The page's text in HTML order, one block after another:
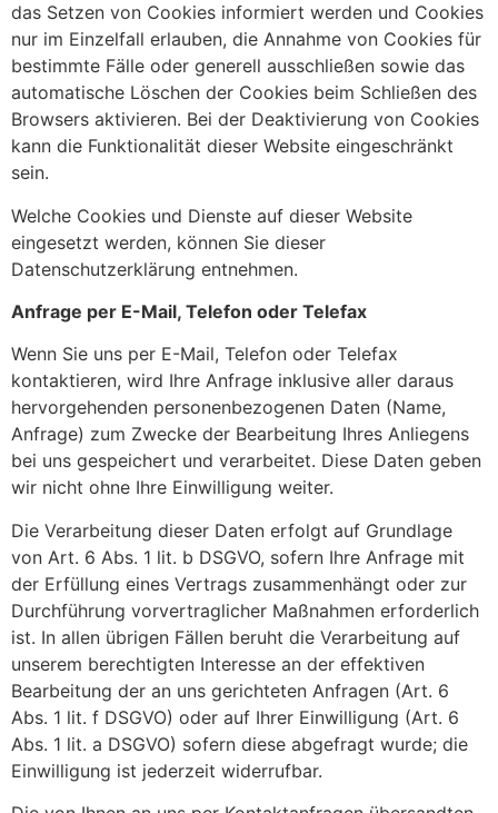
das Setzen von Cookies informiert werden und Cookies
nur im Einzelfall erlauben, die Annahme von Cookies für
bestimmte Fälle oder generell ausschließen sowie das
automatische Löschen der Cookies beim Schließen des
Browsers aktivieren. Bei der Deaktivierung von Cookies
kann die Funktionalität dieser Website eingeschränkt
sein.
Welche Cookies und Dienste auf dieser Website
eingesetzt werden, können Sie dieser
Datenschutzerklärung entnehmen.
Anfrage per E-Mail, Telefon oder Telefax
Wenn Sie uns per E-Mail, Telefon oder Telefax
kontaktieren, wird Ihre Anfrage inklusive aller daraus
hervorgehenden personenbezogenen Daten (Name,
Anfrage) zum Zwecke der Bearbeitung Ihres Anliegens
bei uns gespeichert und verarbeitet. Diese Daten geben
wir nicht ohne Ihre Einwilligung weiter.
Die Verarbeitung dieser Daten erfolgt auf Grundlage
von Art. 6 Abs. 1 lit. b DSGVO, sofern Ihre Anfrage mit
der Erfüllung eines Vertrags zusammenhängt oder zur
Durchführung vorvertraglicher Maßnahmen erforderlich
ist. In allen übrigen Fällen beruht die Verarbeitung auf
unserem berechtigten Interesse an der effektiven
Bearbeitung der an uns gerichteten Anfragen (Art. 6
Abs. 1 lit. f DSGVO) oder auf Ihrer Einwilligung (Art. 6
Abs. 1 lit. a DSGVO) sofern diese abgefragt wurde; die
Einwilligung ist jederzeit widerrufbar.